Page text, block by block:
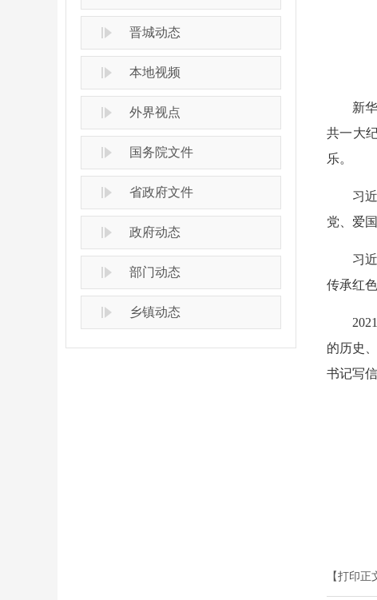
晋城动态
本地视频
外界视点
国务院文件
省政府文件
政府动态
部门动态
乡镇动态
新
共一大
乐。
习
党、爱
习
传承红
的历史
书记写
【打印正